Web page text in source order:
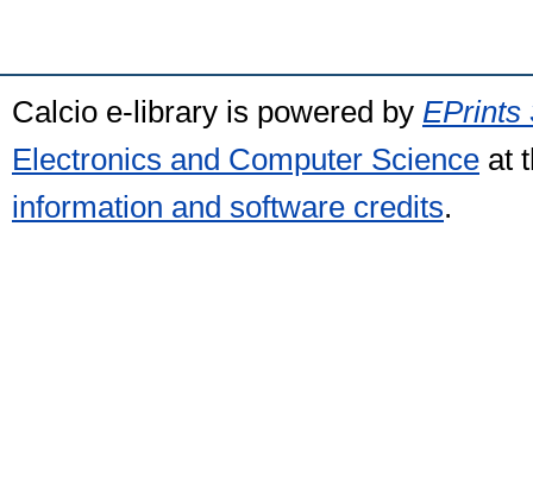
Calcio e-library is powered by EPrints
Electronics and Computer Science at
information and software credits.